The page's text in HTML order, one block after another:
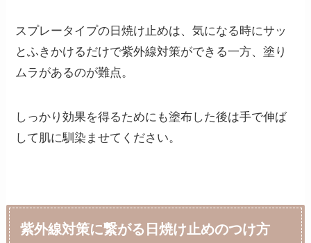
スプレータイプの日焼け止めは、気になる時にサッ
とふきかけるだけで紫外線対策ができる一方、塗り
ムラがあるのが難点。
しっかり効果を得るためにも塗布した後は手で伸ば
して肌に馴染ませてください。
紫外線対策に繋がる日焼け止めのつけ方